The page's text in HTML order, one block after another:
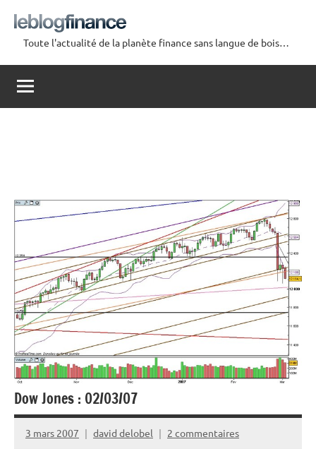
contenu
Le
Blog
Finance
Toute l'actualité de la planète finance sans langue de bois…
Dow Jones : 02/03/07
3 mars 2007 david delobel 2 commentaires